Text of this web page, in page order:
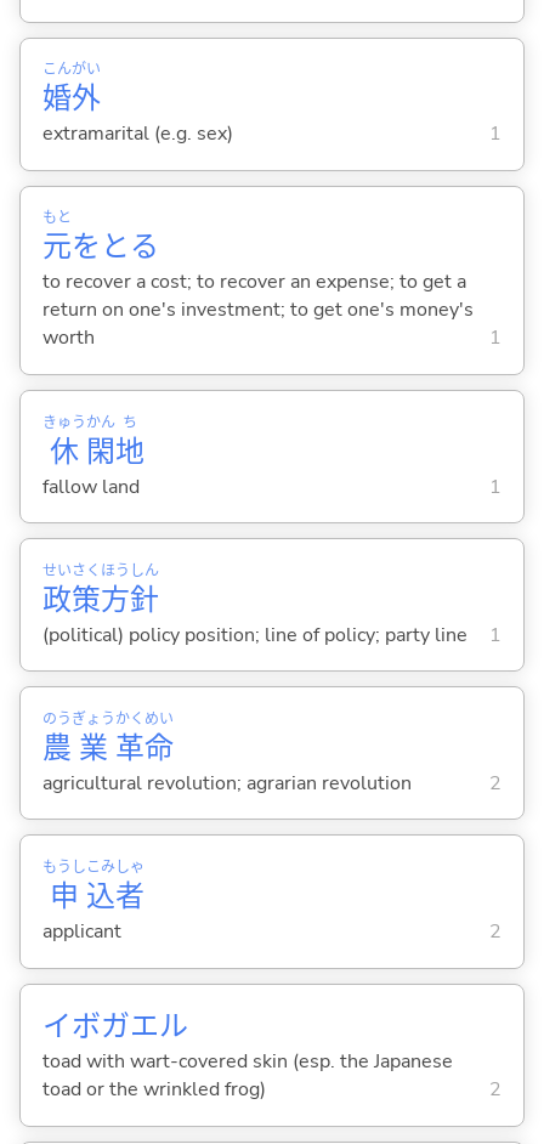
婚
こん
外
がい
extramarital (e.g. sex) 1
元
もと
をとる
to recover a cost; to recover an expense; to get a
return on one's investment; to get one's money's
worth
1
休
きゅう
閑
かん
地
ち
fallow land 1
政
せい
策
さく
方
ほう
針
しん
(political) policy position; line of policy; party line 1
農
のう
業
ぎょう
革
かく
命
めい
agricultural revolution; agrarian revolution 2
申
もうし
込
こみ
者
しゃ
applicant 2
イボガエル
toad with wart-covered skin (esp. the Japanese
toad or the wrinkled frog)
2